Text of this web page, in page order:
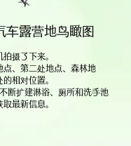
车露营地鸟瞰图
摄了下来。
点、第二处地点、森林地
相对位置。
断扩建淋浴、厕所和洗手池
最新信息。